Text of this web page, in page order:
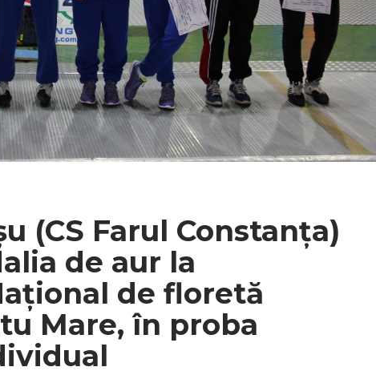
(CS Farul Constanța)
de aur la
de floretă
Mare, în proba